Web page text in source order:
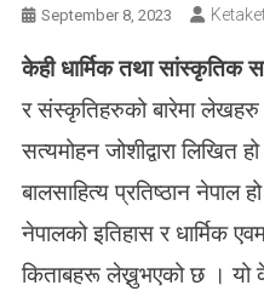
September 8, 2023
केही धार्मिक तथा सांस्कृतिक
र संस्कृतिहरुको बारेमा लेखहरु
सत्यमोहन जोशीद्वारा लिखित
बालसाहित्य प्रतिष्ठान नेपाल
नेपालको इतिहास र धार्मिक
किताबहरू लेख्नुभएको छ । यो